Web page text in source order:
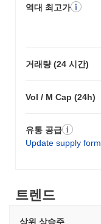
역대 최고가
거래량 (24 시간)
Vol / M Cap (24h)
유통 공급
Update supply form
트렌드
상위 상승주